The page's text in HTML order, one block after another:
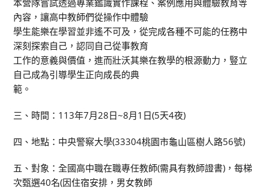
本營隊嘗試透過專業鑑識實作課程、案例應用與體驗教育等
內容，讓高中教師們從操作中體驗
學生能樂在學習並非遙不可及，從完成各種不可能的任務中
深刻探索自己，認同自己從事教育
工作的意義與價值，進而壯沃其樂在教學的根源動力，豎立
自己成為引導學生正向成長的典
範。
三、時間：113年7月28日~8月1日(5天4夜)
四、地點：中央警察大學(33304桃園市龜山區樹人路56號)
五、對象：全國高中職在職專任教師(需具有教師證書)，每梯
次甄選40名(因住宿安排，男女教師